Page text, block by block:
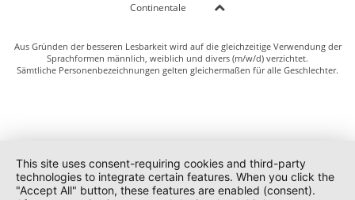
Continentale
Aus Gründen der besseren Lesbarkeit wird auf die gleichzeitige Verwendung der
Sprachformen männlich, weiblich und divers (m/w/d) verzichtet.
Sämtliche Personenbezeichnungen gelten gleichermaßen für alle Geschlechter.
This site uses consent-requiring cookies and third-party
technologies to integrate certain features. When you click the
"Accept All" button, these features are enabled (consent).